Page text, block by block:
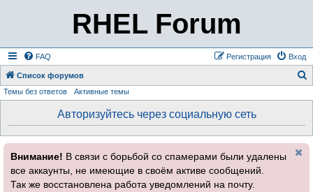
RHEL Forum
FAQ Вход
Регистрация
Список форумов
Темы без ответов Активные темы
Авторизуйтесь через социальную сеть
Внимание! В связи с борьбой со спамерами были удалены
все аккаунты, не имеющие в своём активе сообщений.
Так же восстановлена работа уведомлений на почту.